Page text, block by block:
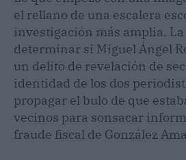
el rellano de una escalera
investigación más amplia.
determinar si Miguel Ángel
un delito de revelación de
identidad de los dos
propagar el bulo de que
vecinos para sonsacar
fraude fiscal de González